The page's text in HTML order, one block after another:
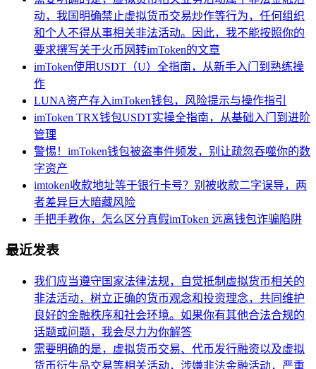
动，我国明确禁止虚拟货币交易炒作等行为，任何组织
和个人不得从事相关非法活动。因此，我不能按照你的
要求撰写关于火币网转imToken的文章
imToken使用USDT（U）全指南，从新手入门到熟练操
作
LUNA资产存入imToken钱包，风险提示与操作指引
imToken TRX钱包USDT实操全指南，从基础入门到进阶
管理
警惕！imToken钱包被盗事件频发，别让疏忽吞噬你的数
字资产
imtoken收款地址等于银行卡号？别被收款二字误导，两
者差异巨大暗藏风险
手把手教你，怎么区分真假imToken 远离钱包诈骗陷阱
最近发表
我们应当遵守国家法律法规，自觉抵制虚拟货币相关的
非法活动，树立正确的货币观念和投资理念，共同维护
良好的金融秩序和社会环境。如果你有其他合法合规的
话题或问题，我会尽力为你解答
需要明确的是，虚拟货币交易、代币发行融资以及虚拟
货币衍生品交易等相关活动，涉嫌非法金融活动，严重